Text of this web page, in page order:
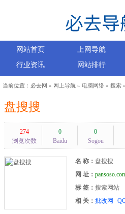
网站首页 上网导航
行业资讯
网站排行
当前位置： 必去网 » 网上导航 » 电脑网络 » 搜索
盘搜搜
274
浏览次数
0
Baidu
0
Sogou
名 称： 盘搜搜
网 址：
标 签： 搜索网站
相 关： 批改网